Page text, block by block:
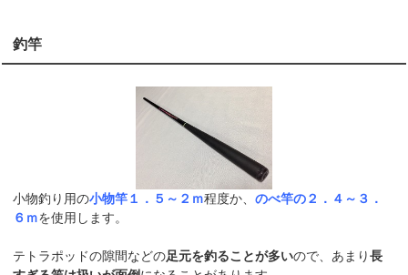
釣竿
小物釣り用の小物竿１．５～２ｍ程度か、のべ竿の２．４～３．
６ｍを使用します。
テトラポッドの隙間などの足元を釣ることが多いので、あまり長